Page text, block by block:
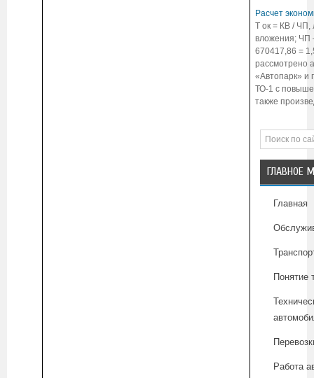
Расчет
Т ок = КВ / ЧП,
вложения; ЧП
670417,86 =
рассмотрено
«Автопарк» и
ТО-1 с
также
ГЛАВНОЕ
Главная
Понятие
Работа